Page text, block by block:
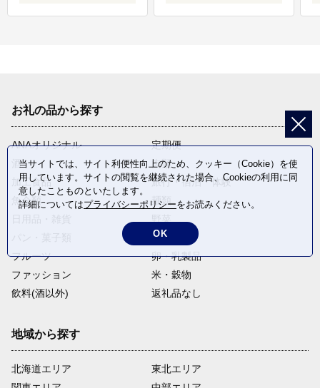
お礼の品から探す
ANAオリジナル
定期便
酒
肉類
加工食品
旅行・宿泊・体験
魚介類
麺類
野菜
電化製品
フルーツ
卵・乳製品
ファッション
米・穀物
飲料(酒以外)
返礼品なし
地域から探す
北海道エリア
東北エリア
当サイトでは、サイト利便性向上のため、クッキー（Cookie）を使
用しています。サイトの閲覧を継続された場合、Cookieの利用に同
意したことものといたします。
詳細についてはプライバシーポリシーをお読みください。
OK